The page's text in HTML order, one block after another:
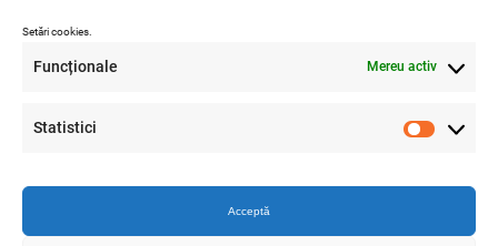
Setări cookies.
Funcționale Mereu activ
Statistici Statistici
Acceptă
A.N.P.C.